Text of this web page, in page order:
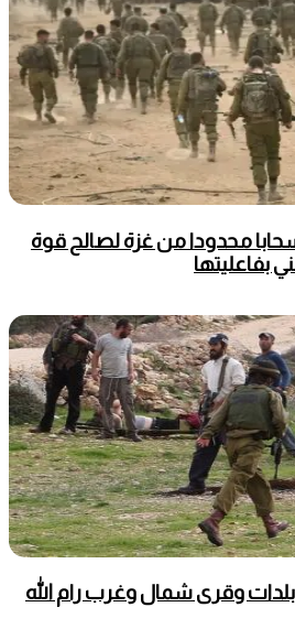
محدودا من غزة لصالح قوة
بفاعليتها
وقرى شمال وغرب رام الله